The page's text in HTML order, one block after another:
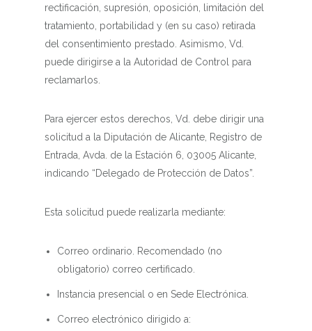
rectificación, supresión, oposición, limitación del
tratamiento, portabilidad y (en su caso) retirada
del consentimiento prestado. Asimismo, Vd.
puede dirigirse a la Autoridad de Control para
reclamarlos.
Para ejercer estos derechos, Vd. debe dirigir una
solicitud a la Diputación de Alicante, Registro de
Entrada, Avda. de la Estación 6, 03005 Alicante,
indicando “Delegado de Protección de Datos”.
Esta solicitud puede realizarla mediante:
Correo ordinario. Recomendado (no
obligatorio) correo certificado.
Instancia presencial o en Sede Electrónica.
Correo electrónico dirigido a: